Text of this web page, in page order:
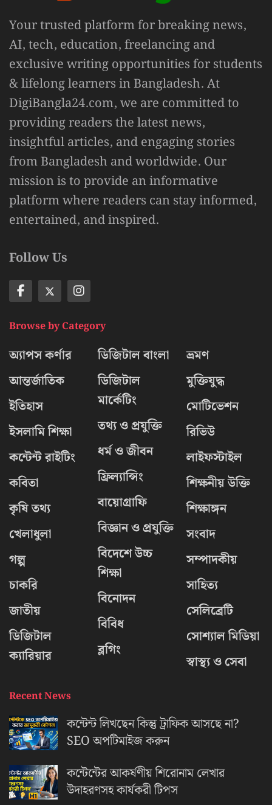
Your trusted platform for breaking news,
AI, tech, education, freelancing and
exclusive writing opportunities for students
& lifelong learners in Bangladesh. At
DigiBangla24.com, we are committed to
providing readers the latest news,
insightful articles, and engaging stories
from Bangladesh and worldwide. Our
mission is to provide an informative
platform where readers can stay informed,
entertained, and inspired.
Follow Us
Browse by Category
অ্যাপস কর্ণার
আন্তর্জাতিক
ইতিহাস
ইসলামি শিক্ষা
কন্টেন্ট রাইটিং
কবিতা
কৃষি তথ্য
খেলাধুলা
গল্প
চাকরি
জাতীয়
ডিজিটাল
ক্যারিয়ার
ডিজিটাল বাংলা
ডিজিটাল
মার্কেটিং
তথ্য ও প্রযুক্তি
ধর্ম ও জীবন
ফ্রিল্যান্সিং
বায়োগ্রাফি
বিজ্ঞান ও প্রযুক্তি
বিদেশে উচ্চ
শিক্ষা
বিনোদন
বিবিধ
ব্লগিং
ভ্রমণ
মুক্তিযুদ্ধ
মোটিভেশন
রিভিউ
লাইফস্টাইল
শিক্ষনীয় উক্তি
শিক্ষাঙ্গন
সংবাদ
সম্পাদকীয়
সাহিত্য
সেলিব্রেটি
সোশ্যাল মিডিয়া
স্বাস্থ্য ও সেবা
Recent News
কন্টেন্ট লিখছেন কিন্তু ট্রাফিক আসছে না?
‍SEO অপটিমাইজ করুন
কন্টেন্টের আকর্ষণীয় শিরোনাম লেখার
উদাহরণসহ কার্যকরী টিপস